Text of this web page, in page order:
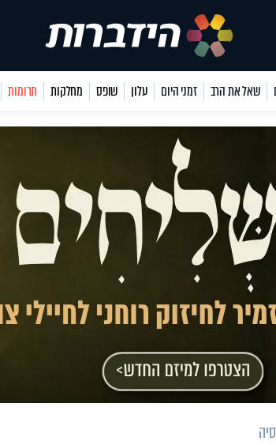
שאל את הרב זמני היום עלון שופס מחלקות תרומות